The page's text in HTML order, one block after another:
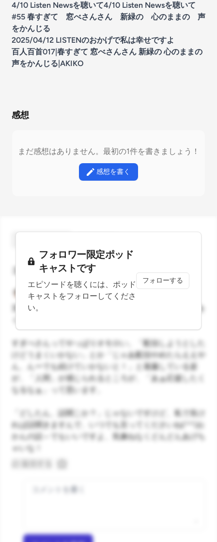
4/10 Listen Newsを聴いて4/10 Listen Newsを聴いて
#55 春すぎて 窓べさんさん 新緑の 心のままの 声
をかんじる
2025/04/12 LISTENのおかげで私は幸せですよ
百人百首017|春すぎて 窓べさんさん 新緑の 心のままの
声をかんじる|AKIKO
感想
まだ感想はありません。最初の1件を書きましょう！
感想を書く
コメント
ひろひろし 11ヶ月前
言及ありがとうございます。最遅でもちゃんとお返事を
すぎべさんってやっぱりオモロい。「配信しようとした
けどうまくいかない」とか「じゃあ配信やめたらええや
ん、んーでも続けていかないと！」と葛藤している姿
が、「人間」が感じられるところが、「あぁ応援したく
なるなぁ」って思います。
「どしたん、話聞こか？」じゃないですけど、私で良け
れば話聞きますんで、いつでも言ってくださいね(^^)お
かんの話～でもいいですよ、気兼ねなくどんどんあげち
ゃいな！
フォロワー限定ポッド
キャストです
エピソードを聴くには、ポッド
キャストをフォローしてくださ
い。
フォローする